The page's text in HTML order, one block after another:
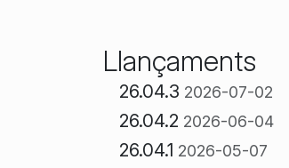
Llançaments
26.04.3 2026-07-02
26.04.2 2026-06-04
26.04.1 2026-05-07